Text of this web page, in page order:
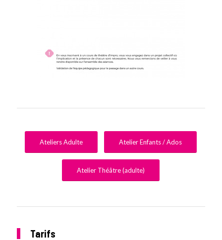
Ateliers Adulte Atelier Enfants / Ados
Atelier Théâtre (adulte)
Tarifs